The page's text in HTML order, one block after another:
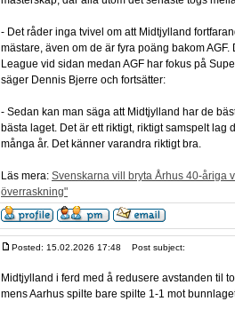
- Det råder inga tvivel om att Midtjylland
mästare, även om de är fyra poäng bakom
League vid sidan medan AGF har fokus på
säger Dennis Bjerre och fortsätter:
- Sedan kan man säga att Midtjylland har de
bästa laget. Det är ett riktigt, riktigt samspelt lag
många år. Det känner varandra riktigt bra.
Läs mera: Svenskarna vill bryta Århus 40-åriga
överraskning"
Posted: 15.02.2026 17:48 Post subject:
Midtjylland i ferd med å redusere avstanden til
mens Aarhus spilte bare spilte 1-1 mot